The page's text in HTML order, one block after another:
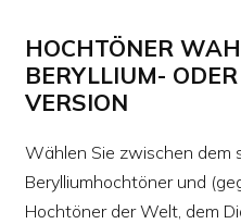
HOCHTÖNER
BERYLLIUM-
VERSION
Wählen Sie zwischen dem
Berylliumhochtöner und
Hochtöner der Welt, dem